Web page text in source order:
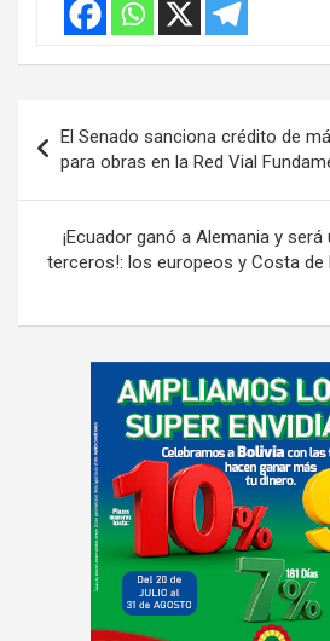
de
entradas
El Senado sanciona crédito de
para obras en la Red Vial
¡Ecuador ganó a Alemania y
terceros!: los europeos y Costa de